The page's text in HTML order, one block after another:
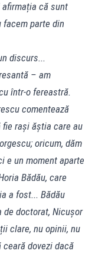
afirmația că sunt
facem parte din
discurs...
– am
într-o fereastră.
comentează
fie rași ăștia care au
oricum, dăm
e un moment aparte
Bădău, care
a fost... Bădău
de doctorat, Nicușor
clare, nu opinii, nu
dovezi dacă